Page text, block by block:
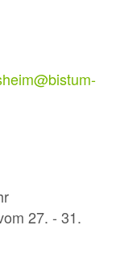
27. - 31.